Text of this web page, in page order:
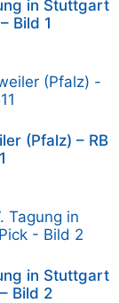
in Stuttgart
Bild 1
(Pfalz) – RB
in Stuttgart
Bild 2